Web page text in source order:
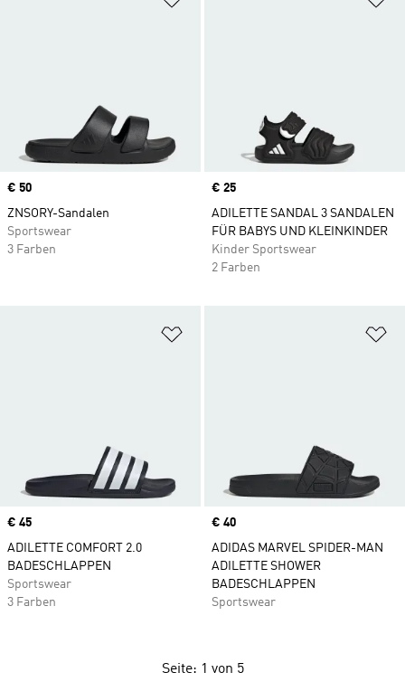
Price
€ 50
ZNSORY-Sandalen
Sportswear
3 Farben
Price
€ 25
ADILETTE SANDAL 3 SANDALEN
FÜR BABYS UND KLEINKINDER
Kinder Sportswear
2 Farben
Price
€ 45
ADILETTE COMFORT 2.0
BADESCHLAPPEN
Sportswear
3 Farben
Price
€ 40
ADIDAS MARVEL SPIDER-MAN
ADILETTE SHOWER
BADESCHLAPPEN
Sportswear
Seite: 1 von 5